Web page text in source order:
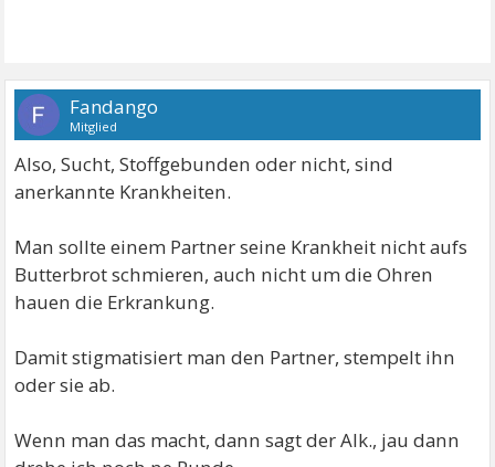
Fandango
Mitglied
Also, Sucht, Stoffgebunden oder nicht, sind
anerkannte Krankheiten.
Man sollte einem Partner seine Krankheit nicht aufs
Butterbrot schmieren, auch nicht um die Ohren
hauen die Erkrankung.
Damit stigmatisiert man den Partner, stempelt ihn
oder sie ab.
Wenn man das macht, dann sagt der Alk., jau dann